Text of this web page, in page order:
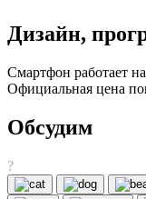
Дизайн,
Смартфон работает
Официальная цена
Обсудим
?